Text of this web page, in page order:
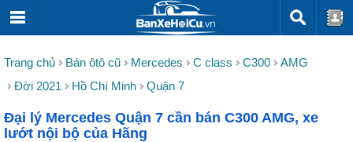
Trang chủ Bán ôtô cũ Mercedes C class C300
AMG
Đời 2021
Hồ Chí Minh Quận 7
Đại lý Mercedes Quận 7 cần bán C300 AMG, xe
lướt nội bộ của Hãng